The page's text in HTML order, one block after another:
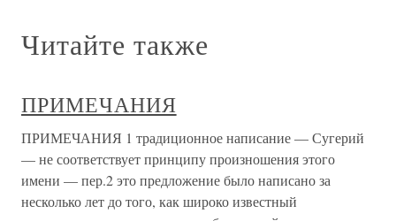
Читайте также
ПРИМЕЧАНИЯ
ПРИМЕЧАНИЯ 1 традиционное написание — Сугерий
— не соответствует принципу произношения этого
имени — пер.2 это предложение было написано за
несколько лет до того, как широко известный